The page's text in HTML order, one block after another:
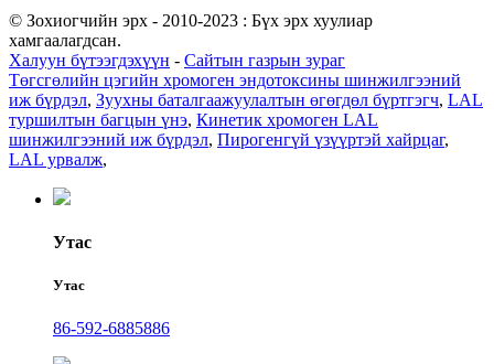
© Зохиогчийн эрх - 2010-2023 : Бүх эрх хуулиар
хамгаалагдсан.
Халуун бүтээгдэхүүн - Сайтын газрын зураг
Төгсгөлийн цэгийн хромоген эндотоксины шинжилгээний
иж бүрдэл, Зуухны баталгаажуулалтын өгөгдөл бүртгэгч, LAL
туршилтын багцын үнэ, Кинетик хромоген LAL
шинжилгээний иж бүрдэл, Пирогенгүй үзүүртэй хайрцаг,
LAL урвалж,
Утас
Утас
86-592-6885886